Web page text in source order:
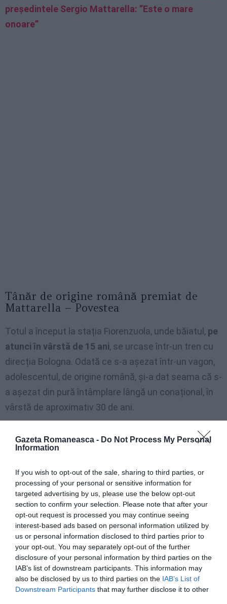
Gazeta Romaneasca - Do Not Process My Personal
Information
If you wish to opt-out of the sale, sharing to third parties, or
processing of your personal or sensitive information for
targeted advertising by us, please use the below opt-out
section to confirm your selection. Please note that after your
opt-out request is processed you may continue seeing
interest-based ads based on personal information utilized by
us or personal information disclosed to third parties prior to
your opt-out. You may separately opt-out of the further
disclosure of your personal information by third parties on the
IAB’s list of downstream participants. This information may
also be disclosed by us to third parties on the IAB’s List of
Downstream Participants that may further disclose it to other
președintele Sergio Mattarella: ”Este o mare
onoare”
Tânăr de origine română premiat de
Mattarella – Povestea
Totul a început la stația Fiorenzuola, unde băiatul, pe
atunci în vârstă de 15 ani, se urcase într-un tren cu
direcția Bologna. Odată ce s-a așezat într-un vagon,
adolescentul, de origine română, și-a dat seama că s-
a așezat din pură întâmplare lângă un conațional, în
vârstă de aproximativ 30 de ani.
Da, pentru că la un moment dat bărbatul de 30 de ani
hotărâse să cheme o fată, tot româncă. Deodată,
sa maternă, brăbatul de 30 de ani amenința efectiv
femeia de la celălalt capăt al telefonului, explicându-i
că urma să meargă la ea în Modena, unde o va ucide.
Auzind aceste cuvinte, băiatul a plecat și a sunat la
carabinieri. Militarii din Florența au alertat poliția din
Modena care l-a așteptat pe bărbat la gară: bărbatul
de 30 de ani avea cu el un cuțit de bucătărie. Din cele
reieșite în timpul investigațiilor, se pare că românul